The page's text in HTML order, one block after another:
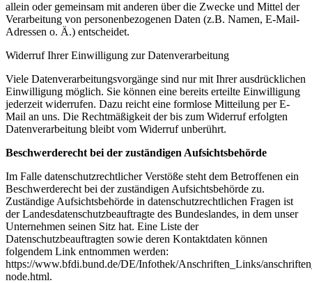
allein oder gemeinsam mit anderen über die Zwecke und Mittel der
Verarbeitung von personenbezogenen Daten (z.B. Namen, E-Mail-
Adressen o. Ä.) entscheidet.
Widerruf Ihrer Einwilligung zur Datenverarbeitung
Viele Datenverarbeitungsvorgänge sind nur mit Ihrer ausdrücklichen
Einwilligung möglich. Sie können eine bereits erteilte Einwilligung
jederzeit widerrufen. Dazu reicht eine formlose Mitteilung per E-
Mail an uns. Die Rechtmäßigkeit der bis zum Widerruf erfolgten
Datenverarbeitung bleibt vom Widerruf unberührt.
Beschwerderecht bei der zuständigen Aufsichtsbehörde
Im Falle datenschutzrechtlicher Verstöße steht dem Betroffenen ein
Beschwerderecht bei der zuständigen Aufsichtsbehörde zu.
Zuständige Aufsichtsbehörde in datenschutzrechtlichen Fragen ist
der Landesdatenschutzbeauftragte des Bundeslandes, in dem unser
Unternehmen seinen Sitz hat. Eine Liste der
Datenschutzbeauftragten sowie deren Kontaktdaten können
folgendem Link entnommen werden:
https://www.bfdi.bund.de/DE/Infothek/Anschriften_Links/
node.html.